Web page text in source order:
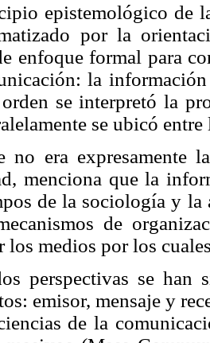
epistemológico de
por la
enfoque formal para
la
se interpretó la
se ubicó
no era expresamente
menciona que la
de la sociología y
de
los medios por los
perspectivas se
emisor, mensaje y
de la